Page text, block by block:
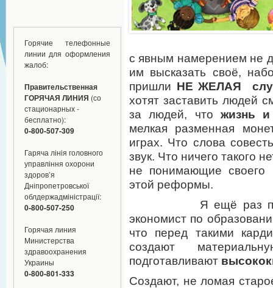
Горячие телефонные
линии для оформления
жалоб:
Правительственная
ГОРЯЧАЯ ЛИНИЯ (со
стационарных -
бесплатно):
0-800-507-309
Гаряча лінія головного
управління охорони
здоров’я
Дніпропетровської
облдержадміністрації:
0-800-507-250
Горячая линия
Министерства
здравоохранения
Украины
0-800-801-333
с явным намерением не
им высказать своё,
пришли НЕ ЖЕЛАЯ
хотят заставить людей
за людей, что жизнь
мелкая разменная
играх. Что слова
звук. Что ничего такого
не понимающие своего
этой реформы.
Я ещё раз
экономист по
что перед такими
создают
подготавливают
Создают, не ломая